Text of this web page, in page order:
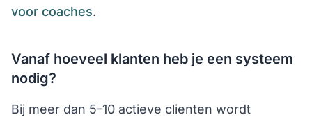
voor coaches.
Vanaf hoeveel klanten heb je een systeem
nodig?
Bij meer dan 5-10 actieve clienten wordt